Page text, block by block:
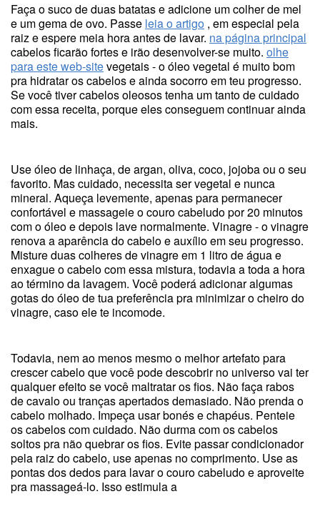
Faça o suco de duas batatas e adicione um colher de mel
e um gema de ovo. Passe leia o artigo , em especial pela
raiz e espere meia hora antes de lavar. na página principal
cabelos ficarão fortes e irão desenvolver-se muito. olhe
para este web-sitevegetais - o óleo vegetal é muito bom
pra hidratar os cabelos e ainda socorro em teu progresso.
Se você tiver cabelos oleosos tenha um tanto de cuidado
com essa receita, porque eles conseguem continuar ainda
mais.
Use óleo de linhaça, de argan, oliva, coco, jojoba ou o seu
favorito. Mas cuidado, necessita ser vegetal e nunca
mineral. Aqueça levemente, apenas para permanecer
confortável e massageie o couro cabeludo por 20 minutos
com o óleo e depois lave normalmente. Vinagre - o vinagre
renova a aparência do cabelo e auxílio em seu progresso.
Misture duas colheres de vinagre em 1 litro de água e
enxague o cabelo com essa mistura, todavia a toda a hora
ao término da lavagem. Você poderá adicionar algumas
gotas do óleo de tua preferência pra minimizar o cheiro do
vinagre, caso ele te incomode.
Todavia, nem ao menos mesmo o melhor artefato para
crescer cabelo que você pode descobrir no universo vai ter
qualquer efeito se você maltratar os fios. Não faça rabos
de cavalo ou tranças apertados demasiado. Não prenda o
cabelo molhado. Impeça usar bonés e chapéus. Penteie
os cabelos com cuidado. Não durma com os cabelos
soltos pra não quebrar os fios. Evite passar condicionador
pela raiz do cabelo, use apenas no comprimento. Use as
pontas dos dedos para lavar o couro cabeludo e aproveite
pra massageá-lo. Isso estimula a